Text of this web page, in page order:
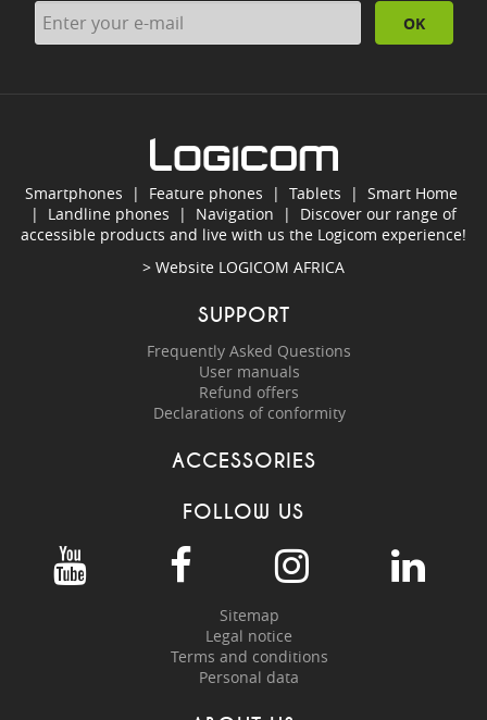
OK
Smartphones | Feature phones | Tablets | Smart Home
| Landline phones | Navigation | Discover our range of
accessible products and live with us the Logicom experience!
> Website LOGICOM AFRICA
SUPPORT
Frequently Asked Questions
User manuals
Refund offers
Declarations of conformity
ACCESSORIES
FOLLOW US
Sitemap
Legal notice
Terms and conditions
Personal data